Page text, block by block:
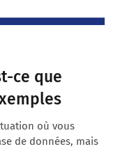
ce que
où vous
de données, mais